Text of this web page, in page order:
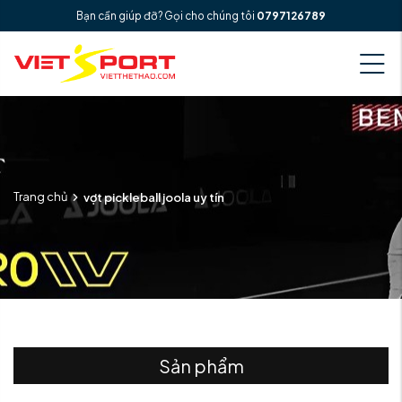
Bạn cần giúp đỡ? Gọi cho chúng tôi 0797126789
Trang chủ vợt pickleball joola uy tín
Sản phẩm